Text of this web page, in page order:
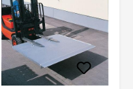
Gurtkassette: mit
Viskosebremse •
Fuß-Ø: 355 mm •
Höhe: 1000 mm